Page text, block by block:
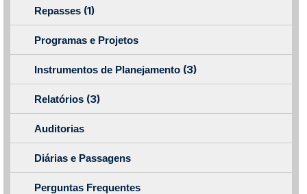
Repasses (1)
Programas e Projetos
Instrumentos de Planejamento (3)
Relatórios (3)
Auditorias
Diárias e Passagens
Perguntas Frequentes